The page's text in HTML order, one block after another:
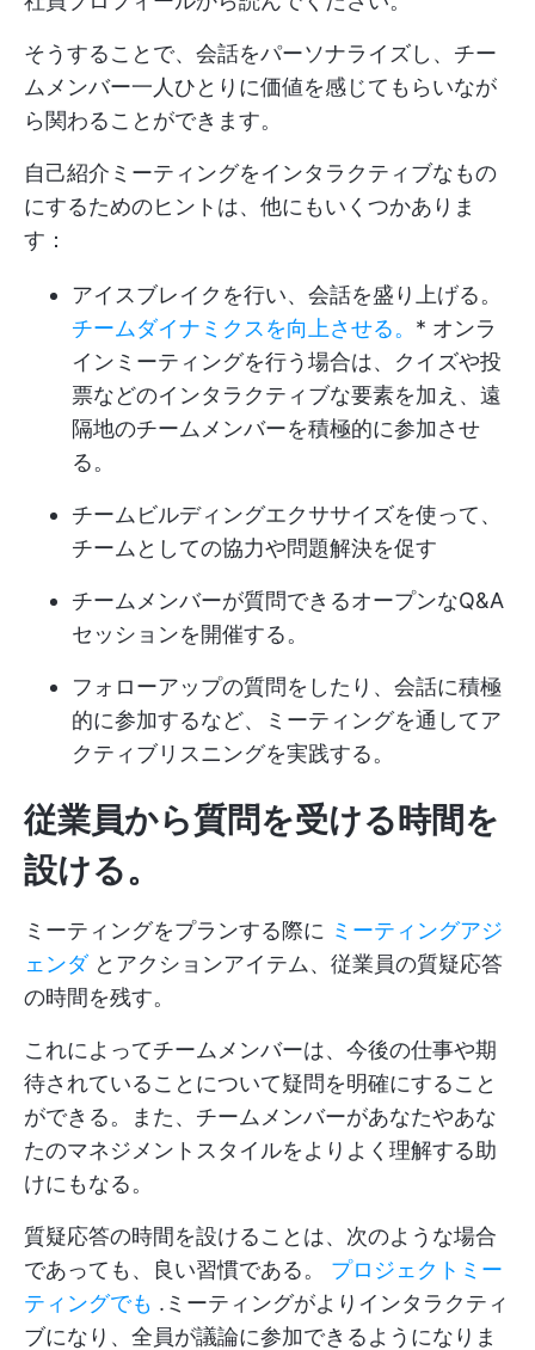
そうすることで、会話をパーソナライズし、チー
ムメンバー一人ひとりに価値を感じてもらいなが
ら関わることができます。
自己紹介ミーティングをインタラクティブなもの
にするためのヒントは、他にもいくつかありま
す：
アイスブレイクを行い、会話を盛り上げる。
チームダイナミクスを向上させる。 * オンラ
インミーティングを行う場合は、クイズや投
票などのインタラクティブな要素を加え、遠
隔地のチームメンバーを積極的に参加させ
る。
チームビルディングエクササイズを使って、
チームとしての協力や問題解決を促す
チームメンバーが質問できるオープンなQ&A
セッションを開催する。
フォローアップの質問をしたり、会話に積極
的に参加するなど、ミーティングを通してア
クティブリスニングを実践する。
従業員から質問を受ける時間を
設ける。
ミーティングをプランする際に ミーティングアジ
ェンダとアクションアイテム、従業員の質疑応答
の時間を残す。
これによってチームメンバーは、今後の仕事や期
待されていることについて疑問を明確にすること
ができる。また、チームメンバーがあなたやあな
たのマネジメントスタイルをよりよく理解する助
けにもなる。
質疑応答の時間を設けることは、次のような場合
であっても、良い習慣である。 プロジェクトミー
ティングでも .ミーティングがよりインタラクティ
ブになり、全員が議論に参加できるようになりま